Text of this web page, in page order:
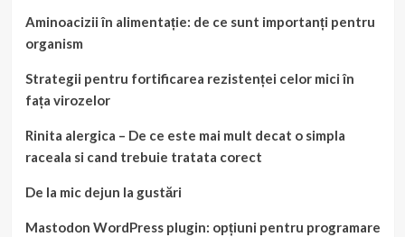
Aminoacizii în alimentație: de ce sunt importanți pentru
organism
Strategii pentru fortificarea rezistenței celor mici în
fața virozelor
Rinita alergica – De ce este mai mult decat o simpla
raceala si cand trebuie tratata corect
De la mic dejun la gustări
Mastodon WordPress plugin: opțiuni pentru programare